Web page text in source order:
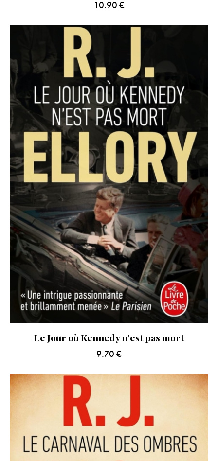
10.90 €
Le Jour où Kennedy n’est pas mort
9.70 €